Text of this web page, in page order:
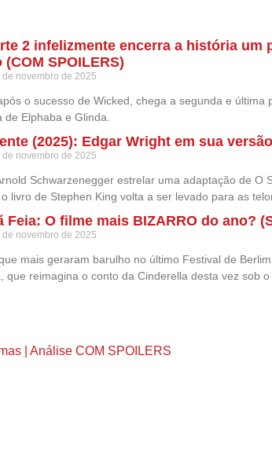
2 infelizmente encerra a história um
SPOILERS)
de novembro de 2025
o sucesso de Wicked, chega a segunda e última
Elphaba e Glinda.
(2025): Edgar Wright em sua
de novembro de 2025
Schwarzenegger estrelar uma adaptação de O
livro de Stephen King volta a ser levado para as
Feia: O filme mais BIZARRO do ano?
de novembro de 2025
mais geraram barulho no último Festival de
que reimagina o conto da Cinderella desta vez sob
| Análise COM SPOILERS